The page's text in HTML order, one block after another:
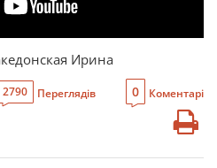
Ирина
2790 Переглядів 0 Коментарі